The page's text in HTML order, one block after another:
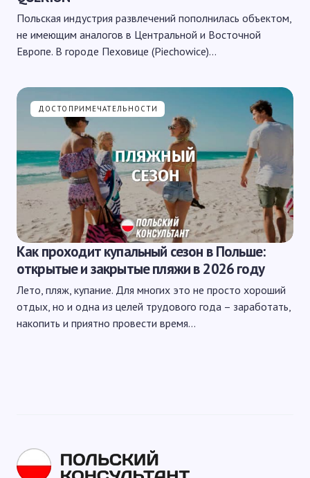
Польская индустрия развлечений пополнилась объектом,
не имеющим аналогов в Центральной и Восточной
Европе. В городе Пеховице (Piechowice)…
ДОСТОПРИМЕЧАТЕЛЬНОСТИ
Как проходит купальный сезон в Польше:
открытые и закрытые пляжи в 2026 году
Лето, пляж, купание. Для многих это не просто хороший
отдых, но и одна из целей трудового года – заработать,
накопить и приятно провести время…